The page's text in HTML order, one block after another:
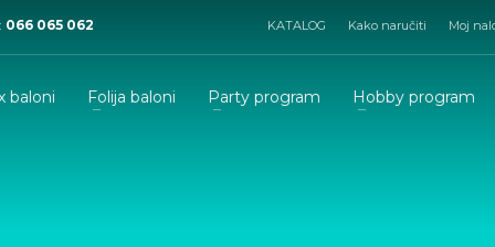
066 065 062 KATALOG Kako naručiti Moj
baloni Folija baloni Party program Hobby program